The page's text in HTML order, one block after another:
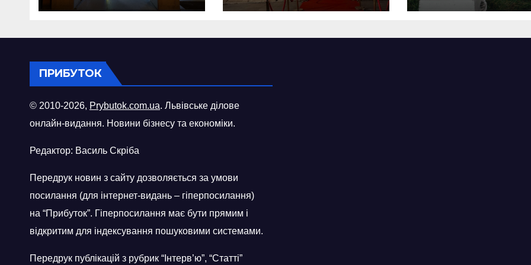
міста
бджолярів
ПРИБУТОК
© 2010-2026, Prybutok.com.ua. Львівське ділове
онлайн-видання. Новини бізнесу та економіки.
Редактор: Василь Скріба
Передрук новин з сайту дозволяється за умови
посилання (для інтернет-видань – гіперпосилання)
на “Прибуток”. Гіперпосилання має бути прямим і
відкритим для індексування пошуковими системами.
Передрук публікацій з рубрик “Інтерв’ю”, “Статті”